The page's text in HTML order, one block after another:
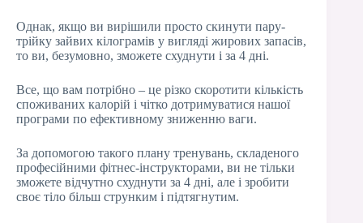
Однак, якщо ви вирішили просто скинути пару-
трійку зайвих кілограмів у вигляді жирових запасів,
то ви, безумовно, зможете схуднути і за 4 дні.
Все, що вам потрібно – це різко скоротити кількість
споживаних калорій і чітко дотримуватися нашої
програми по ефективному зниженню ваги.
За допомогою такого плану тренувань, складеного
професійними фітнес-інструкторами, ви не тільки
зможете відчутно схуднути за 4 дні, але і зробити
своє тіло більш струнким і підтягнутим.